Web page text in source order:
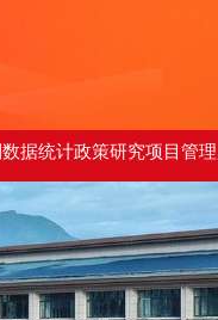
数据统计政策研究项目管理